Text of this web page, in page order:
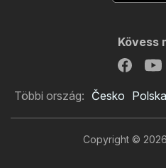
Kövess
Többi ország: Česko Polska
Copyright © 2026